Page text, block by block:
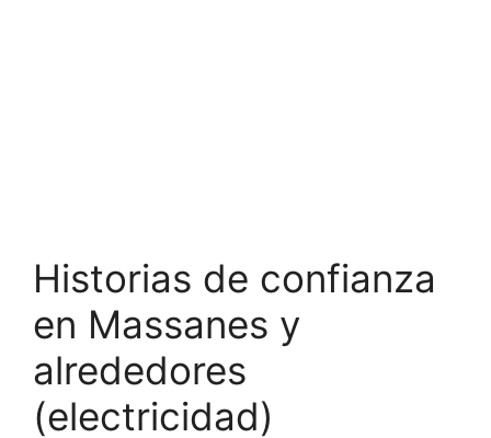
Historias de confianza
en Massanes y
alrededores
(electricidad)